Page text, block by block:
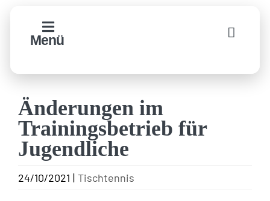
springenMenü
Änderungen im
Trainingsbetrieb für
Jugendliche
24/10/2021 | Tischtennis